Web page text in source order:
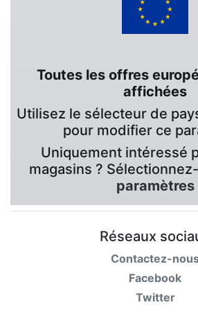
Toutes les offres
affichées
Utilisez le sélecteur de
pour modifier ce
Uniquement intéressé
magasins ?
paramètres
Réseaux
Contactez-
Facebook
Twitter